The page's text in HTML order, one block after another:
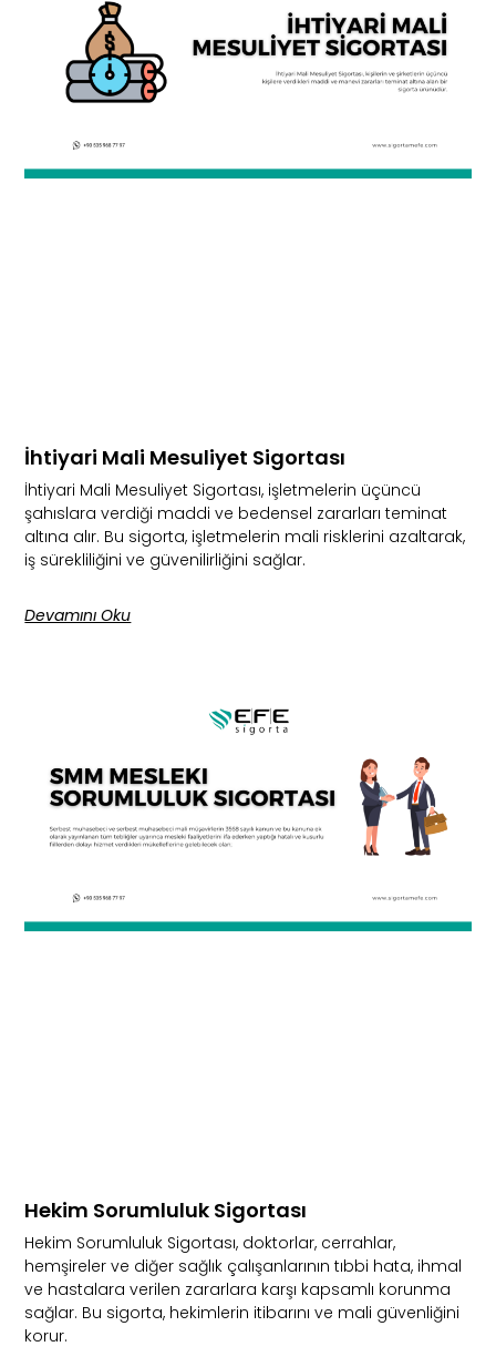
İhtiyari Mali Mesuliyet Sigortası
İhtiyari Mali Mesuliyet Sigortası, işletmelerin üçüncü
şahıslara verdiği maddi ve bedensel zararları teminat
altına alır. Bu sigorta, işletmelerin mali risklerini azaltarak,
iş sürekliliğini ve güvenilirliğini sağlar.
Devamını Oku
Hekim Sorumluluk Sigortası
Hekim Sorumluluk Sigortası, doktorlar, cerrahlar,
hemşireler ve diğer sağlık çalışanlarının tıbbi hata, ihmal
ve hastalara verilen zararlara karşı kapsamlı korunma
sağlar. Bu sigorta, hekimlerin itibarını ve mali güvenliğini
korur.